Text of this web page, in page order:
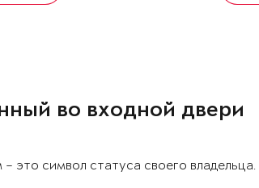
во входной двери
это символ статуса своего владельца.